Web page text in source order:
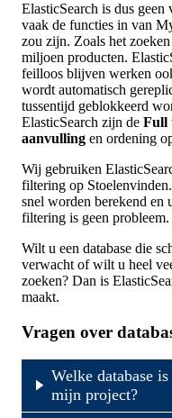
ElasticSearch is dus
vaak de functies in van
zou zijn. Zoals het
miljoen producten.
feilloos blijven werken
wordt automatisch
tussentijd geblokkeerd
ElasticSearch zijn de Full
aanvulling en ordening
Wij gebruiken
filtering op
snel worden berekend en
filtering is geen probleem.
Wilt u een database die
verwacht of wilt u heel
zoeken? Dan is
maakt.
Vragen over
Welke database
mijn project?